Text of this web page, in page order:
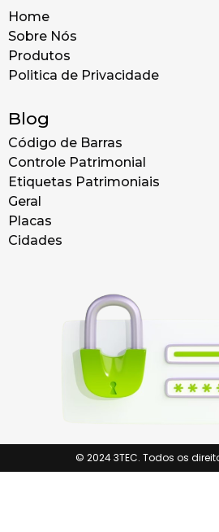
Home
Sobre Nós
Produtos
Politica de Privacidade
Blog
Código de Barras
Controle Patrimonial
Etiquetas Patrimoniais
Geral
Placas
Cidades
© 2024 3TEC. Todos os